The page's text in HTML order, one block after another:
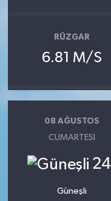
RÜZGAR
6.81 M/S
08 AĞUSTOS
CUMARTESI
24
Güneşli